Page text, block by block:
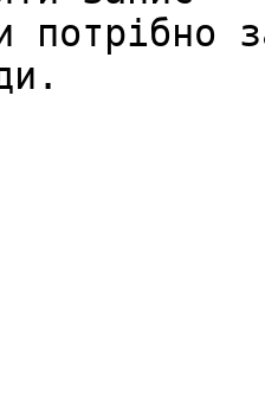
потрібно